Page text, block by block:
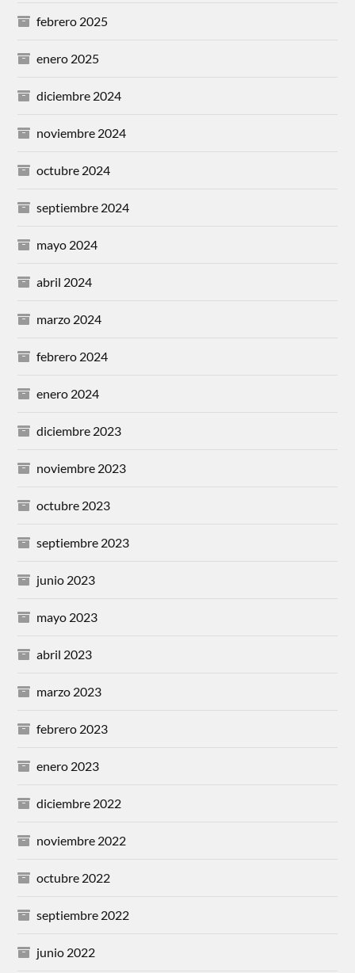
febrero 2025
enero 2025
diciembre 2024
noviembre 2024
octubre 2024
septiembre 2024
mayo 2024
abril 2024
marzo 2024
febrero 2024
enero 2024
diciembre 2023
noviembre 2023
octubre 2023
septiembre 2023
junio 2023
mayo 2023
abril 2023
marzo 2023
febrero 2023
enero 2023
diciembre 2022
noviembre 2022
octubre 2022
septiembre 2022
junio 2022